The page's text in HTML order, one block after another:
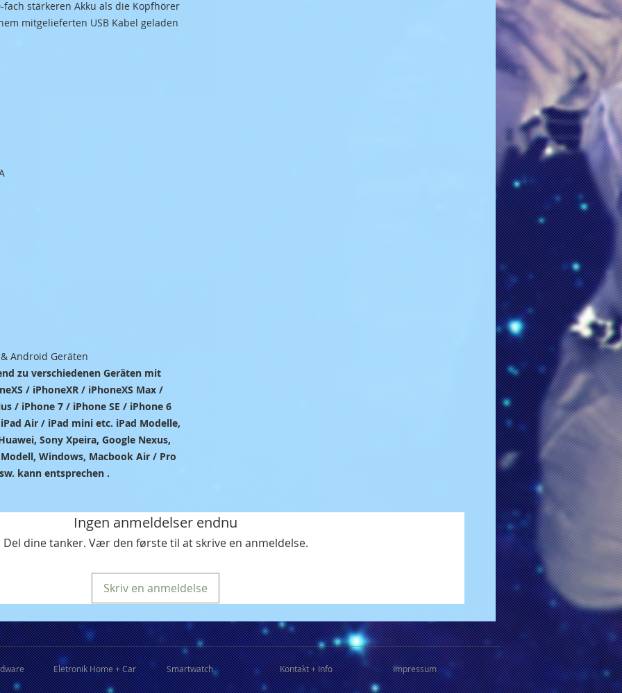
stärkeren Akku als die Kopfhörer
mitgelieferten USB Kabel geladen
Android Geräten
zu verschiedenen Geräten mit
/ iPhoneXR / iPhoneXS Max /
/ iPhone 7 / iPhone SE / iPhone 6
Air / iPad mini etc. iPad Modelle,
Sony Xpeira, Google Nexus,
Windows, Macbook Air / Pro
kann entsprechen .
Ingen anmeldelser endnu
Del dine tanker. Vær den første til at skrive en anmeldelse.
Skriv en anmeldelse
Eletronik Home + Car Smartwatch Kontakt + Info Impressum